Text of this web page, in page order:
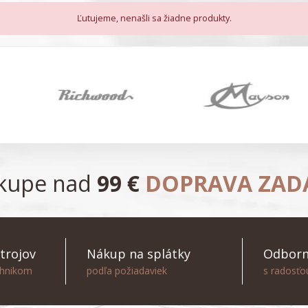
Ľutujeme, nenašli sa žiadne produkty.
nad 99 € DOPRAVA
Nákup na splátky
podľa požiadaviek s